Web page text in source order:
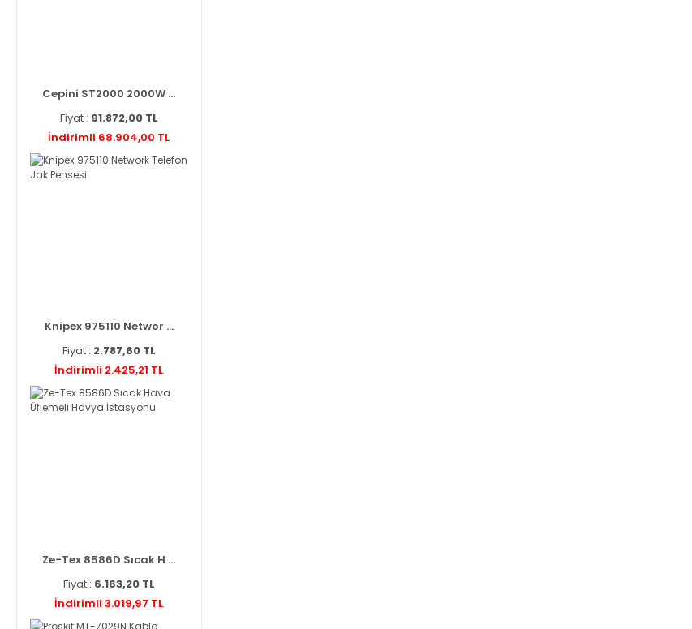
Cepini ST2000 2000W ...
Fiyat : 91.872,00 TL
İndirimli 68.904,00 TL
Knipex 975110 Networ ...
Fiyat : 2.787,60 TL
İndirimli 2.425,21 TL
Ze-Tex 8586D Sıcak H ...
Fiyat : 6.163,20 TL
İndirimli 3.019,97 TL